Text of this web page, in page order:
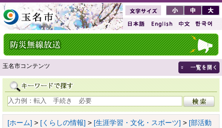
玉名市コンテンツ
[ホーム] > [くらしの情報] > [生涯学習・文化・スポーツ] > [部活動